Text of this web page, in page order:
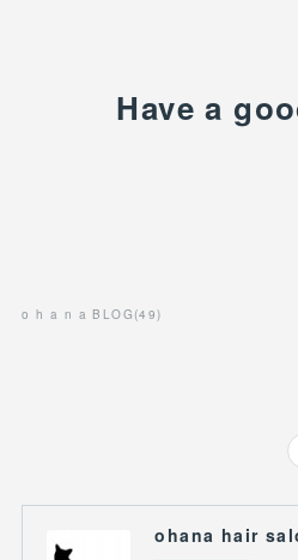
Have a
o h a n a BLOG (49)
ohana hair